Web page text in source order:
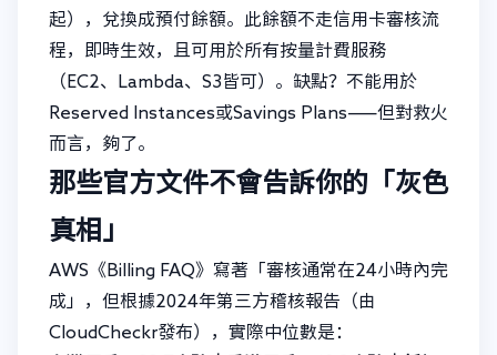
起），兌換成預付餘額。此餘額不走信用卡審核流
程，即時生效，且可用於所有按量計費服務
（EC2、Lambda、S3皆可）。缺點？不能用於
Reserved Instances或Savings Plans——但對救火
而言，夠了。
那些官方文件不會告訴你的「灰色
真相」
AWS《Billing FAQ》寫著「審核通常在24小時內完
成」，但根據2024年第三方稽核報告（由
CloudCheckr發布），實際中位數是：